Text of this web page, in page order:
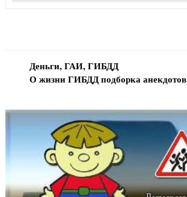
Деньги, ГАИ, ГИБДД
О жизни ГИБДД подборка анекдотов